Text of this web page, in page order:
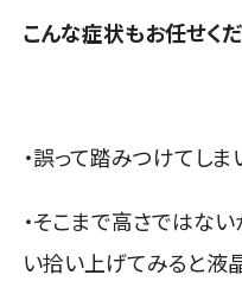
こんな症状もお任せくだ
・誤って踏みつけてし
・そこまで高さではない
い拾い上げてみると液